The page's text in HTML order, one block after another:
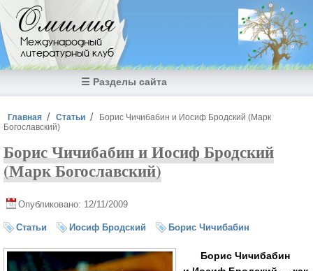
Перейти к основному содержанию
Омилия
Международный
литературный клуб
☰ Разделы сайта
Вы здесь
Главная Статьи
Борис Чичибабин и Иосиф Бродский (Марк
Богославский)
Борис Чичибабин и Иосиф Бродский
(Марк Богославский)
Опубликовано: 12/11/2009
Статьи Иосиф Бродский Борис Чичибабин
Борис Чичибабин